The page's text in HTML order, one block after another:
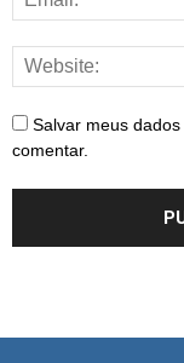
Salvar meus
comentar.